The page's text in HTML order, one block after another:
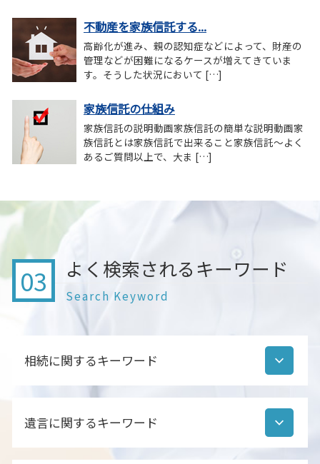
不動産を家族信託する...
高齢化が進み、親の認知症などによって、財産の
管理などが困難になるケースが増えてきていま
す。そうした状況において […]
家族信託の仕組み
家族信託の説明動画家族信託の簡単な説明動画家
族信託とは家族信託で出来ること家族信託～よく
あるご質問以上で、大ま […]
03 よく検索されるキーワード
Search Keyword
相続に関するキーワード
相続手続き 必要書類
相続財産調査 期間
遺言に関するキーワード